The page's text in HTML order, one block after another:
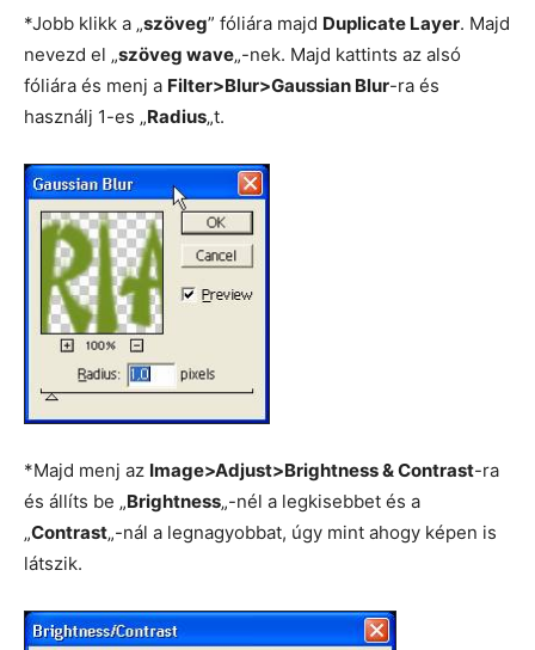
*Jobb klikk a „szöveg” fóliára majd Duplicate Layer. Majd
nevezd el „szöveg wave„-nek. Majd kattints az alsó
fóliára és menj a Filter>Blur>Gaussian Blur-ra és
használj 1-es „Radius„t.
*Majd menj az Image>Adjust>Brightness & Contrast-ra
és állíts be „Brightness„-nél a legkisebbet és a
„Contrast„-nál a legnagyobbat, úgy mint ahogy képen is
látszik.